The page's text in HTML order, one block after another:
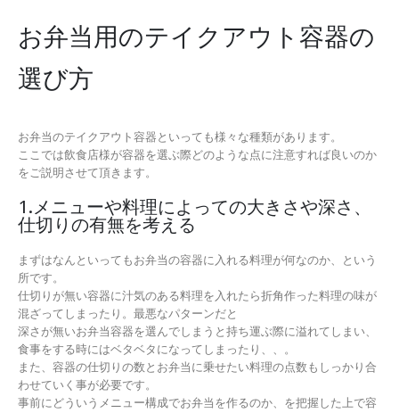
お弁当用のテイクアウト容器の
選び方
お弁当のテイクアウト容器といっても様々な種類があります。
ここでは飲食店様が容器を選ぶ際どのような点に注意すれば良いのか
をご説明させて頂きます。
1.メニューや料理によっての大きさや深さ、
仕切りの有無を考える
まずはなんといってもお弁当の容器に入れる料理が何なのか、という
所です。
仕切りが無い容器に汁気のある料理を入れたら折角作った料理の味が
混ざってしまったり。最悪なパターンだと
深さが無いお弁当容器を選んでしまうと持ち運ぶ際に溢れてしまい、
食事をする時にはベタベタになってしまったり、、。
また、容器の仕切りの数とお弁当に乗せたい料理の点数もしっかり合
わせていく事が必要です。
事前にどういうメニュー構成でお弁当を作るのか、を把握した上で容